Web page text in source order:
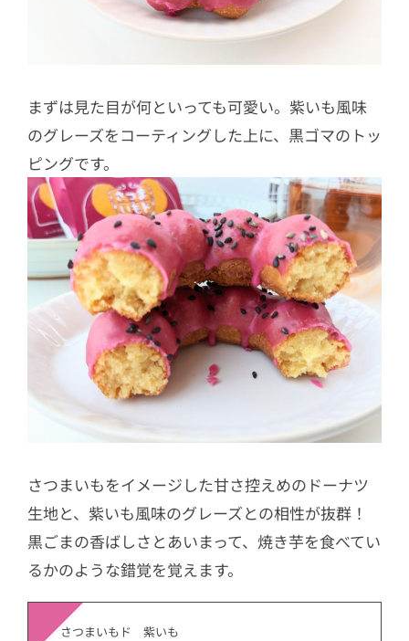
まずは見た目が何といっても可愛い。紫いも風味
のグレーズをコーティングした上に、黒ゴマのトッ
ピングです。
さつまいもをイメージした甘さ控えめのドーナツ
生地と、紫いも風味のグレーズとの相性が抜群！
黒ごまの香ばしさとあいまって、焼き芋を食べてい
るかのような錯覚を覚えます。
さつまいもド 紫いも